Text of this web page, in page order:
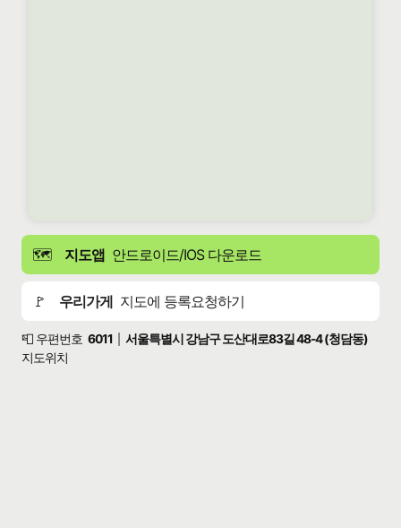
🗺️ 지도앱 안드로이드/IOS 다운로드
🚩 우리가게 지도에 등록요청하기
📮 우편번호 6011
서울특별시 강남구 도산대로83길 48-4 (청담동)
지도위치